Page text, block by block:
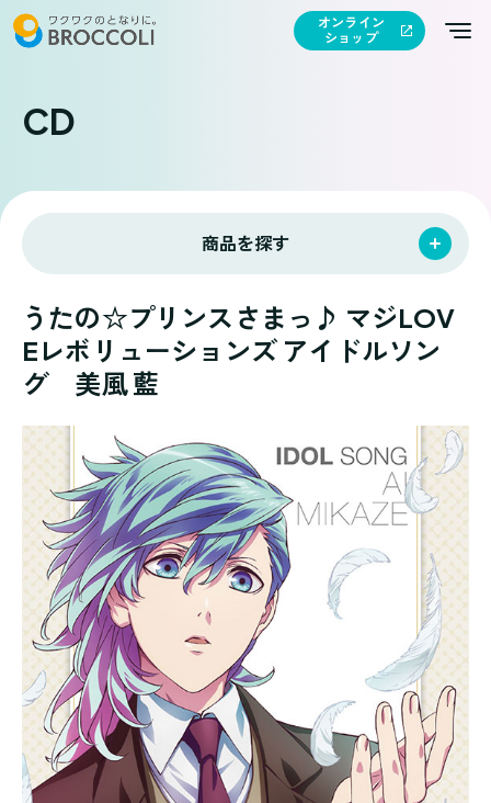
オンライン
ショップ
CD
商品を探す
うたの☆プリンスさまっ♪ マジLOV
Eレボリューションズ アイドルソン
グ 美風 藍